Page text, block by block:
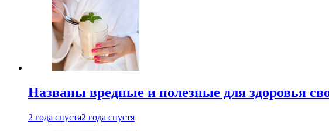
Названы вредные и полезные для здоровья
2 года спустя2 года спустя